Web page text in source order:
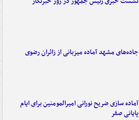
جاده‌های مشهد آماده میزبانی از زائران رضوی
آماده سازی ضریح نورانی امیرالمومنین برای ایام
پایانی صفر